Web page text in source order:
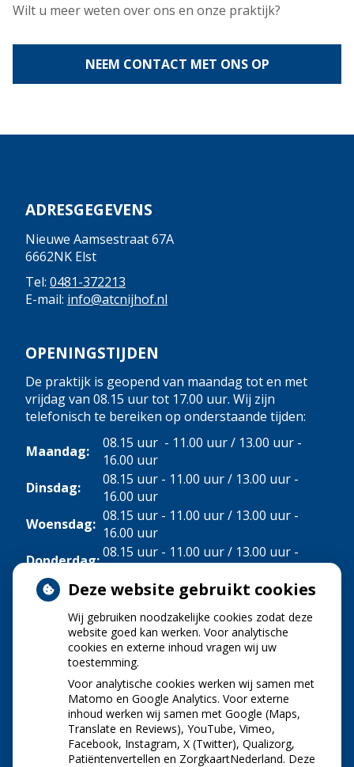
Wilt u meer weten over ons en onze praktijk?
NEEM CONTACT MET ONS OP
ADRESGEGEVENS
Nieuwe Aamsestraat 67A
6662NK Elst
Tel: 0481-372213
E-mail: info@atcnijhof.nl
OPENINGSTIJDEN
De praktijk is geopend van maandag tot en met
vrijdag van 08.15 uur tot 17.00 uur. Wij zijn
telefonisch te bereiken op onderstaande tijden:
Maandag:
08.15 uur - 11.00 uur / 13.00 uur -
16.00 uur
Dinsdag:
08.15 uur - 11.00 uur / 13.00 uur -
16.00 uur
Woensdag: 08.15 uur - 11.00 uur / 13.00 uur -
16.00 uur
Donderdag:08.15 uur - 11.00 uur / 13.00 uur -
Vrijdag:
08.15 uur - 11.00 uur
NIEUWS
Let op: valse Infomedics-mails over
openstaande rekening
Tanden bleken? Laat het veilig doen!
Gezond tandvlees: de basis voor een gezonde
mond
Naar de tandarts in het buitenland? Wees op je
Deze website gebruikt cookies
Wij gebruiken noodzakelijke cookies zodat deze
website goed kan werken. Voor analytische
cookies en externe inhoud vragen wij uw
toestemming.
Voor analytische cookies werken wij samen met
Matomo en Google Analytics. Voor externe
inhoud werken wij samen met Google (Maps,
Translate en Reviews), YouTube, Vimeo,
Facebook, Instagram, X (Twitter), Qualizorg,
Patiëntenvertellen en ZorgkaartNederland. Deze